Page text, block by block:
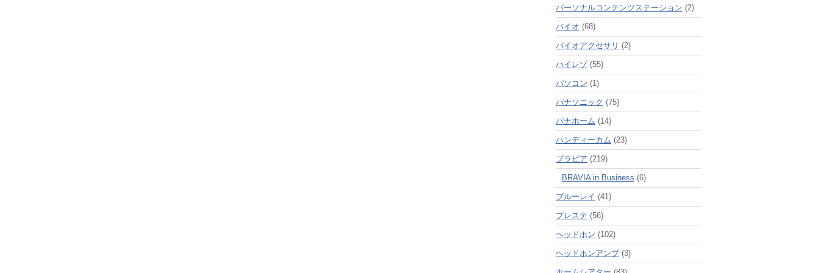
パーソナルコンテンツステーション (2)
バイオ (68)
バイオアクセサリ (2)
ハイレゾ(55)
パソコン (1)
パナソニック (75)
パナホーム (14)
ハンディーカム (23)
ブラビア (219)
BRAVIA in Business (6)
ブルーレイ (41)
プレステ (56)
ヘッドホン (102)
ヘッドホンアンプ(3)